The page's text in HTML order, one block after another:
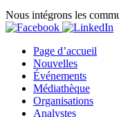
Nous intégrons les
Page d’accueil
Nouvelles
Événements
Médiathèque
Organisations
Analystes